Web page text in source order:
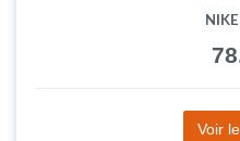
Voir